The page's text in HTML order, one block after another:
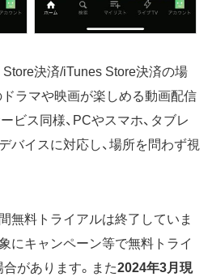
Store決済/iTunes Store決済の場
ドラマや映画が楽しめる動画配信
ビス同様、PCやスマホ、タブレ
バイスに対応し、場所を問わず視
無料トライアルは終了していま
にキャンペーン等で無料トライ
があります。また2024年3月現